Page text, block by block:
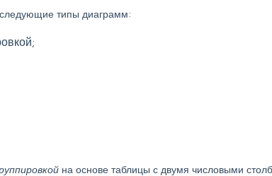
типы диаграмм:
на основе таблицы с двумя числовыми